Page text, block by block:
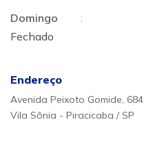
Domingo
:
Fechado
Endereço
Avenida Peixoto Gomide, 684
Vila Sônia - Piracicaba / SP